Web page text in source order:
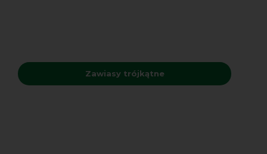
Zawiasy trójkątne